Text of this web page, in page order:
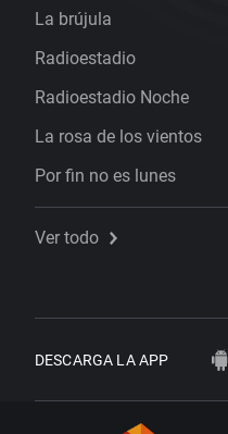
La brújula
Radioestadio
Radioestadio Noche
La rosa de los vientos
Por fin no es lunes
Ver todo
DESCARGA LA APP